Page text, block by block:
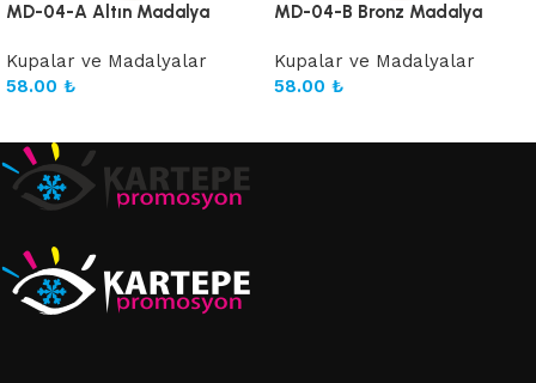
MD-04-A Altın Madalya
Kupalar ve Madalyalar
58.00 ₺
MD-04-B Bronz Madalya
Kupalar ve Madalyalar
58.00 ₺